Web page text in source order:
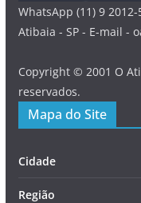
WhatsApp (11) 9 2012-
Atibaia - SP - E-mail -
Copyright © 2001 O
reservados.
Mapa do Site
Cidade
Região